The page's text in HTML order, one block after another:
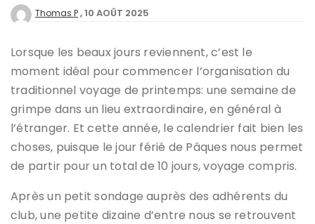
Thomas P 10 AOÛT 2025
Lorsque les beaux jours reviennent, c’est le
moment idéal pour commencer l’organisation du
traditionnel voyage de printemps: une semaine de
grimpe dans un lieu extraordinaire, en général à
l’étranger. Et cette année, le calendrier fait bien les
choses, puisque le jour férié de Pâques nous permet
de partir pour un total de 10 jours, voyage compris.
Après un petit sondage auprès des adhérents du
club, une petite dizaine d’entre nous se retrouvent